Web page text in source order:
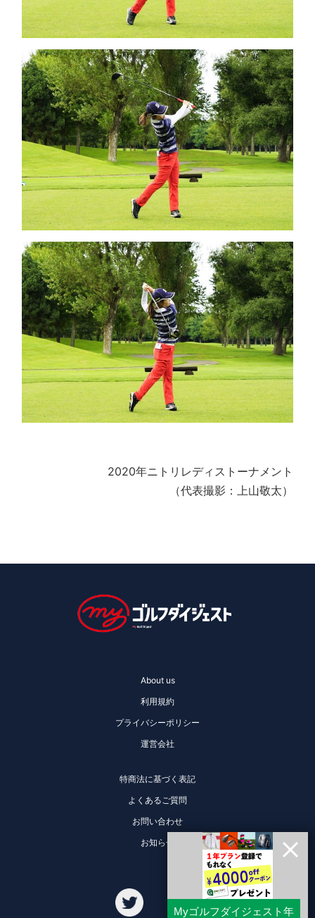
2020年ニトリレディストーナメント
（代表撮影：上山敬太）
About us
利用規約
プライバシーポリシー
運営会社
特商法に基づく表記
よくあるご質問
お問い合わせ
お知らせ